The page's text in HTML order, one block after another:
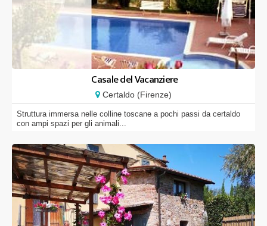
Casale del Vacanziere
Certaldo (Firenze)
Struttura immersa nelle colline toscane a pochi passi da certaldo
con ampi spazi per gli animali...